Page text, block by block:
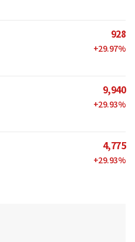
928
+29.97%
9,940
+29.93%
4,775
+29.93%